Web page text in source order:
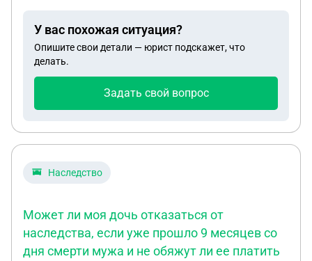
У вас похожая ситуация?
Опишите свои детали — юрист подскажет, что
делать.
Задать свой вопрос
Наследство
Может ли моя дочь отказаться от
наследства, если уже прошло 9 месяцев со
дня смерти мужа и не обяжут ли ее платить